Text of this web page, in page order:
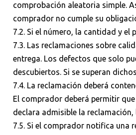
comprobación aleatoria simple.
comprador no cumple su
7.2. Si el número, la cantidad y
7.3. Las reclamaciones sobre
entrega. Los defectos que solo
descubiertos. Si se superan
7.4. La reclamación deberá
El comprador deberá permitir
declara admisible la
7.5. Si el comprador notifica una